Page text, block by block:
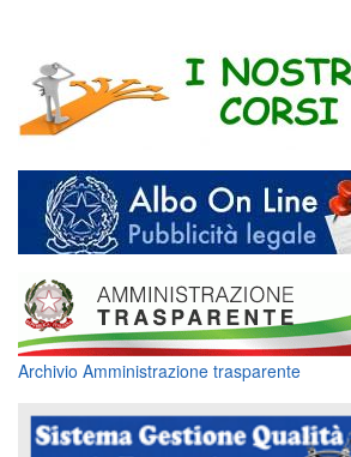
Archivio Amministrazione trasparente